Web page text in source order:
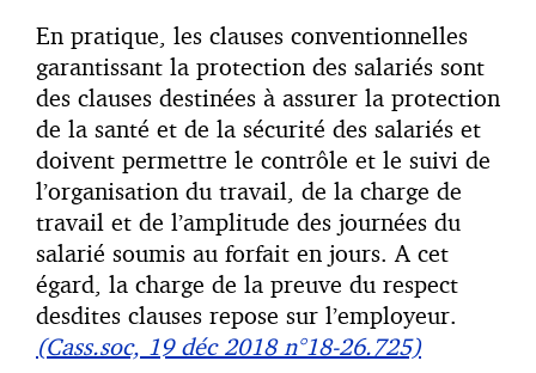
En pratique, les clauses conventionnelles
garantissant la protection des salariés sont
des clauses destinées à assurer la protection
de la santé et de la sécurité des salariés et
doivent permettre le contrôle et le suivi de
l’organisation du travail, de la charge de
travail et de l’amplitude des journées du
salarié soumis au forfait en jours. A cet
égard, la charge de la preuve du respect
desdites clauses repose sur l’employeur.
(Cass.soc, 19 déc 2018 n°18-26.725)